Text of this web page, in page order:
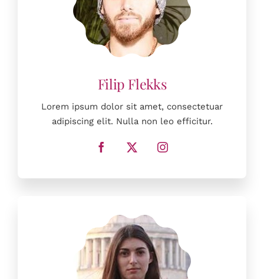
Lorem ipsum dolor sit amet, consectetuar
adipiscing elit. Nulla non leo efficitur.